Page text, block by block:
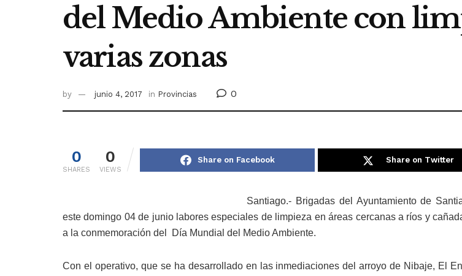
del Medio Ambiente con
varias zonas
by junio 4, 2017 in Provincias 0
0
SHARES
0
VIEWS
Share on Facebook Share on Twitter
Santiago.- Brigadas del Ayuntamiento de
este domingo 04 de junio labores especiales de limpieza en áreas cercanas a ríos y
a la conmemoración del Día Mundial del Medio Ambiente.
Con el operativo, que se ha desarrollado en las inmediaciones del arroyo de Nibaje, El